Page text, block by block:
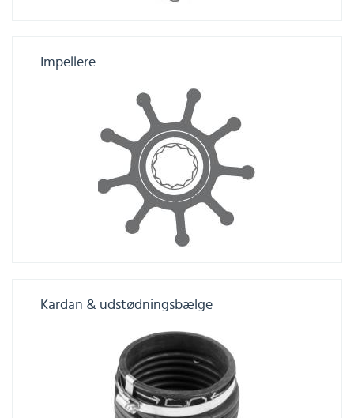
Impellere
Kardan & udstødningsbælge